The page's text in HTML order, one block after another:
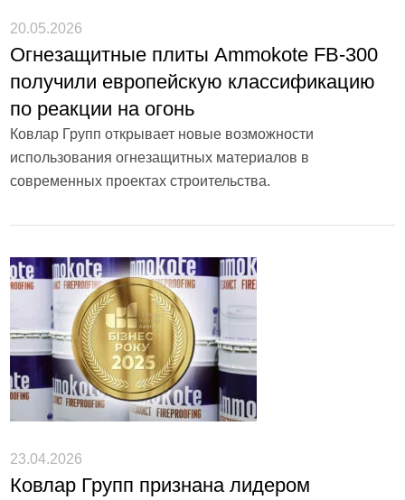
20.05.2026
Огнезащитные плиты Ammokote FB-300
получили европейскую классификацию
по реакции на огонь
Ковлар Групп открывает новые возможности
использования огнезащитных материалов в
современных проектах строительства.
23.04.2026
Ковлар Групп признана лидером